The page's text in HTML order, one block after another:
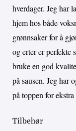
hverdager. Jeg har
hjem hos både
grønnsaker for å
og erter er perfekte
bruke en god
på sausen. Jeg har
på toppen for
Tilbehør